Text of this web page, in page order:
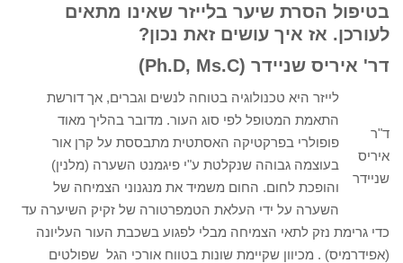
בטיפול הסרת שיער בלייזר שאינו מתאים
לעורכן. אז איך עושים זאת נכון?
דר' איריס שניידר (Ph.D, Ms.C
)
ד"ר
איריס
שניידר
לייזר היא טכנולוגיה בטוחה לנשים וגברים, אך דורשת
התאמת המטופל לפי סוג העור. מדובר בהליך מאוד
פופולרי בפרקטיקה האסתטית מתבססת על קרן אור
בעוצמה גבוהה שנקלטת ע"י פיגמנט השערה (מלנין)
והופכת לחום. החום משמיד את מנגנוני הצמיחה של
השערה על ידי העלאת הטמפרטורה של זקיק השיערה עד
כדי גרימת נזק לתאי הצמיחה מבלי לפגוע בשכבת העור העליונה
(אפידרמיס) . מכיוון שקיימת שונות בטווח אורכי הגל שפולטים